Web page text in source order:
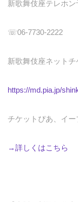
新歌舞伎座テレホ
☏06-7730-2222
新歌舞伎座ネットチ
https://md.pia.jp/
チケットぴあ、イ
→詳しくはこちら